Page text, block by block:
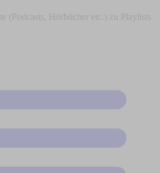
(Podcasts, Hörbücher etc.) zu Playlists